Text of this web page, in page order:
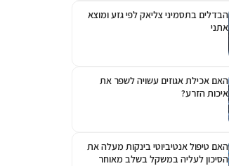
הבדלים בתסמיני צליאק לפי גזע ומוצא
אתני
האם אכילת אגוזים עשויה לשפר את
איכות הזרע?
האם טיפול אנטיביוטי בינקות מעלה את
הסיכון לעליה במשקל בשלב מאוחר